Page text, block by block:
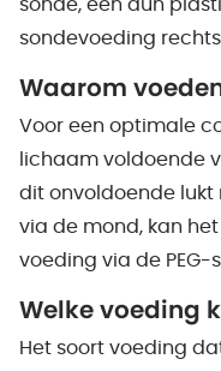
sonde, een dun
sondevoeding
Waarom
Voor een optimale
lichaam voldoende
dit onvoldoende lukt
via de mond, kan
voeding via de PEG-
Welke voeding
Het soort voeding